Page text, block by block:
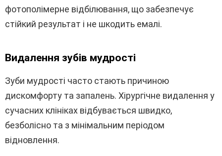
фотополімерне відбілювання, що забезпечує
стійкий результат і не шкодить емалі.
Видалення зубів мудрості
Зуби мудрості часто стають причиною
дискомфорту та запалень. Хірургічне видалення у
сучасних клініках відбувається швидко,
безболісно та з мінімальним періодом
відновлення.